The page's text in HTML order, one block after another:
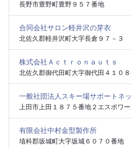
長野市豊野町豊野９５７番地
合同会社サロン軽井沢の芽衣
北佐久郡軽井沢町大字長倉９７－３
株式会社Ａｃｔｒｏｎａｕｔｓ
北佐久郡御代田町大字御代田４１０
一般社団法人スキー場サポートネ
上田市上田１８７５番地２エスポワ
有限会社中村金型製作所
埴科郡坂城町大字坂城６０７０番地